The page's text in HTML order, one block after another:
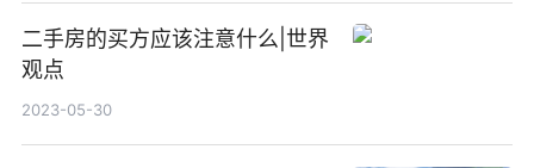
二手房的买方应该注意什么|世界
观点
2023-05-30